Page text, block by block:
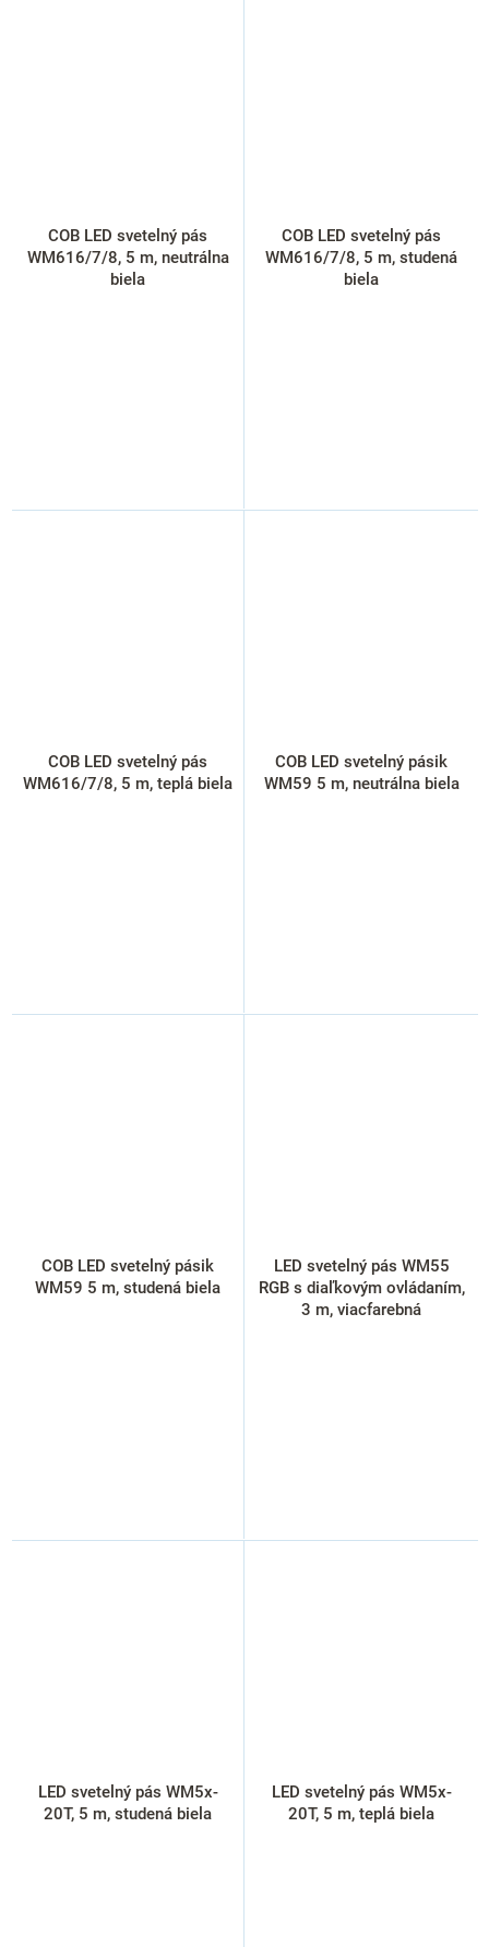
COB LED svetelný pás
WM616/7/8, 5 m, neutrálna
biela
COB LED svetelný pás
WM616/7/8, 5 m, studená
biela
COB LED svetelný pás
WM616/7/8, 5 m, teplá biela
COB LED svetelný pásik
WM59 5 m, neutrálna biela
COB LED svetelný pásik
WM59 5 m, studená biela
LED svetelný pás WM55
RGB s diaľkovým ovládaním,
3 m, viacfarebná
LED svetelný pás WM5x-
20T, 5 m, studená biela
LED svetelný pás WM5x-
20T, 5 m, teplá biela